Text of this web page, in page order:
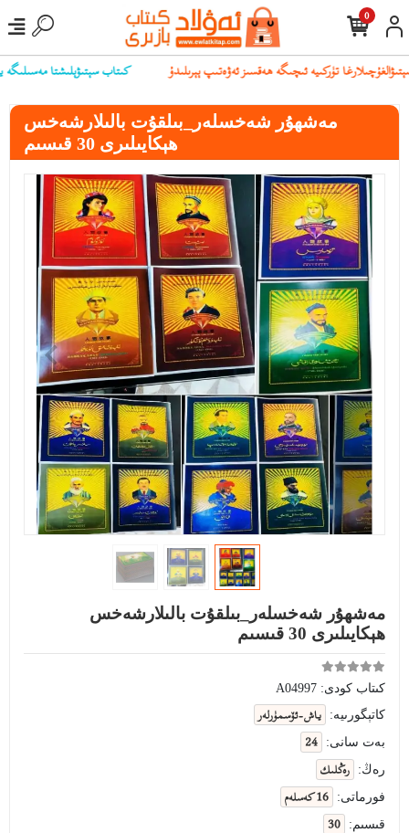
كىتاب سېتىۋېلىشتا مەسىلىگە
0
مەشھۇر شەخسلەر_بىلقۇت بالىلارشەخس
ھېكايىلىرى 30 قىسىم
مەشھۇر شەخسلەر_بىلقۇت بالىلارشەخس
ھېكايىلىرى 30 قىسىم
كىتاب كودى: A04997
كاتېگورىيە:
ياش-ئۆسمۈرلەر
بەت سانى: 24
رەڭ: رەڭلىك
فورماتى: 16 كەسلەم
قىسىم: 30